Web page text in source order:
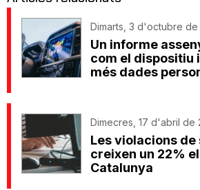
Dimarts, 3 d'octubre de
Un informe
com el dispositiu
més dades
Dimecres, 17 d'abril de
Les violacions
creixen un 22%
Catalunya